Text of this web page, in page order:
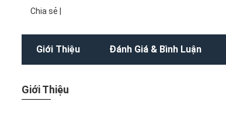
Chia sẻ |
Giới Thiệu Đánh Giá & Bình Luận
Giới Thiệu